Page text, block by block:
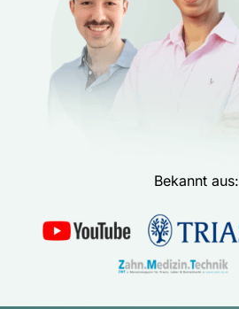
Bekannt aus: